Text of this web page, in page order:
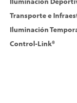
Transporte e
Iluminación
Control-Link®